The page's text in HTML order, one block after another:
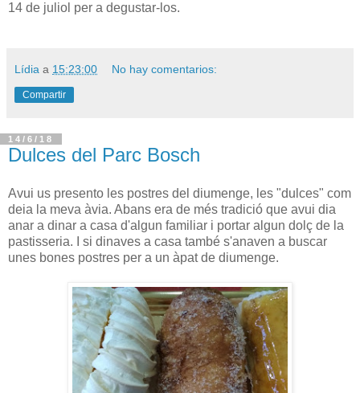
14 de juliol per a degustar-los.
Lídia a 15:23:00 No hay comentarios:
Compartir
14/6/18
Dulces del Parc Bosch
Avui us presento les postres del diumenge, les "dulces" com
deia la meva àvia. Abans era de més tradició que avui dia
anar a dinar a casa d'algun familiar i portar algun dolç de la
pastisseria. I si dinaves a casa també s'anaven a buscar
unes bones postres per a un àpat de diumenge.